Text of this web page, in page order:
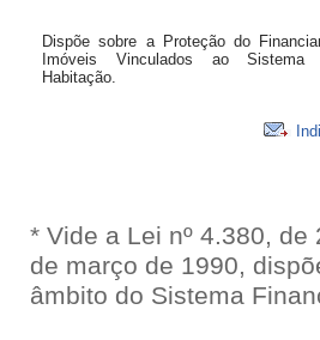
Dispõe sobre a Proteção do
Imóveis Vinculados ao Sistema
Habitação.
* Vide a Lei nº 4.380,
de março de 1990,
âmbito do Sistema